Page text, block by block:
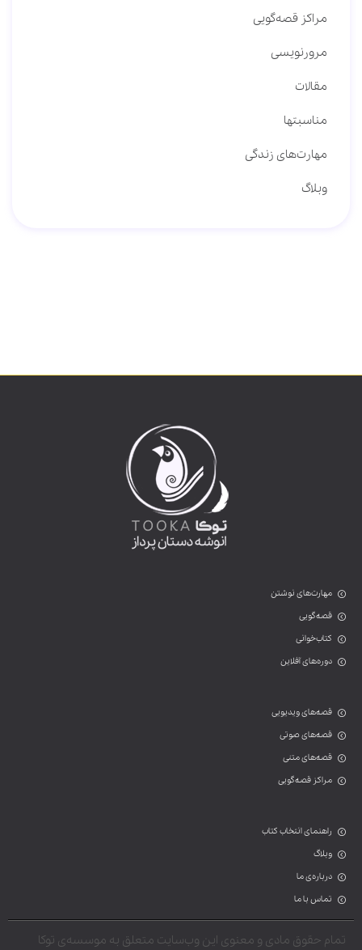
مراکز قصه‌گویی
مرورنویسی
مقالات
مناسبتها
مهارت‌های زندگی
وبلاگ
مهارت‌های نوشتن
قصه‌گویی
کتاب‌خوانی
دوره‌های آفلاین
قصه‌های ویدیویی
قصه‌های صوتی
قصه‌های متنی
مراکز قصه‌گویی
راهنمای انتخاب کتاب
وبلاگ
درباره‌ی ما
تماس با ما
تمام حقوق مادی و معنوی این وب‌سایت متعلق به موسسه‌ی توکا